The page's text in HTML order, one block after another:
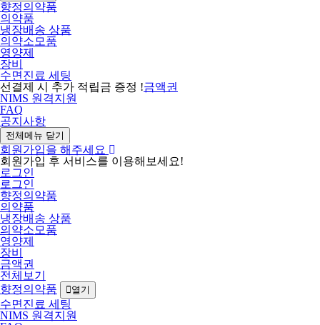
향정의약품
의약품
냉장배송 상품
의약소모품
영양제
장비
수면진료 세팅
선결제 시 추가 적립금 증정 !금액권
NIMS 원격지원
FAQ
공지사항
전체메뉴 닫기
회원가입을 해주세요
회원가입 후 서비스를 이용해보세요!
로그인
로그인
향정의약품
의약품
냉장배송 상품
의약소모품
영양제
장비
금액권
전체보기
향정의약품
열기
수면진료 세팅
NIMS 원격지원